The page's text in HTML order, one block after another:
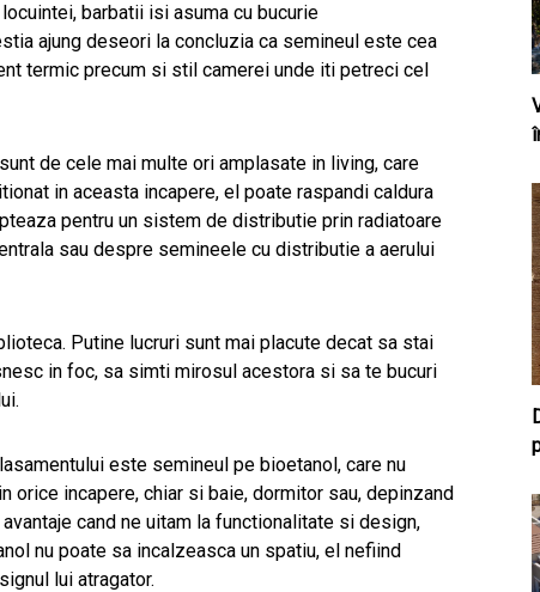
barbatii isi asuma cu bucurie
ajung deseori la concluzia ca semineul este cea
termic precum si stil camerei unde iti petreci cel
sunt de cele mai multe ori amplasate in living, care
in aceasta incapere, el poate raspandi caldura
pentru un sistem de distributie prin radiatoare
sau despre semineele cu distributie a aerului
Putine lucruri sunt mai placute decat sa stai
in foc, sa simti mirosul acestora si sa te bucuri
este semineul pe bioetanol, care nu
incapere, chiar si baie, dormitor sau, depinzand
cand ne uitam la functionalitate si design,
nu poate sa incalzeasca un spatiu, el nefiind
lui atragator.